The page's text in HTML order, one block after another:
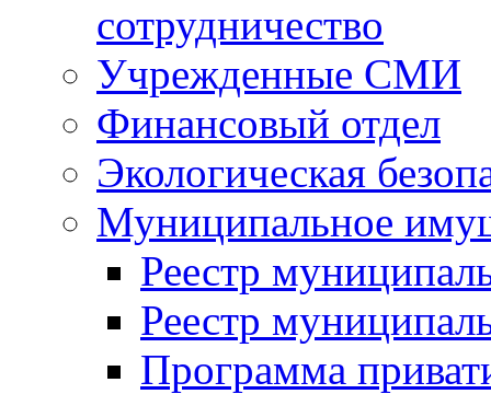
сотрудничество
Учрежденные СМИ
Финансовый отдел
Экологическая
Муниципальное
Реестр
Реестр
Программа